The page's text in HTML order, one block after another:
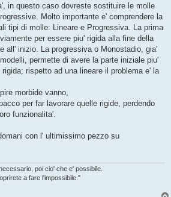
in questo caso dovreste sostituire le molle
Molto importante e' comprendere la
tipi di molle: Lineare e Progressiva. La prima
per essere piu' rigida alla fine della
all' inizio. La progressiva o Monostadio, gia'
permette di avere la parte iniziale piu'
rispetto ad una lineare il problema e' la
morbide vanno,
per far lavorare quelle rigide, perdendo
funzionalita'.
con l' ultimissimo pezzo su
poi cio' che e' possibile.
a fare l'impossibile."